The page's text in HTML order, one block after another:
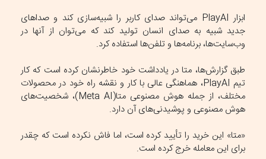
ابزار PlayAI می‌تواند صدای کاربر را شبیه‌سازی کند و صداهای
جدید شبیه به صدای انسان تولید کند که می‌توان از آنها در
وب‌سایت‌ها، برنامه‌ها و تلفن‌ها استفاده کرد.
طبق گزارش‌ها، متا در یادداشت خود خاطرنشان کرده است که کار
تیم PlayAI، هماهنگی عالی با کار و نقشه راه خود در محصولات
مختلف، از جمله هوش مصنوعی متا(Meta AI)، شخصیت‌های
هوش مصنوعی و پوشیدنی‌های آن دارد.
«متا» این خرید را تأیید کرده است، اما فاش نکرده است که چقدر
برای این معامله خرج کرده است.